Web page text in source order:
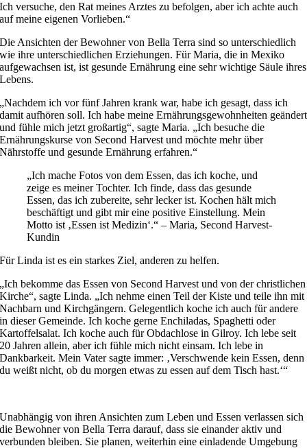
Ich versuche, den Rat meines Arztes zu befolgen, aber ich achte auch
auf meine eigenen Vorlieben.“
Die Ansichten der Bewohner von Bella Terra sind so unterschiedlich
wie ihre unterschiedlichen Erziehungen. Für Maria, die in Mexiko
aufgewachsen ist, ist gesunde Ernährung eine sehr wichtige Säule ihres
Lebens.
„Nachdem ich vor fünf Jahren krank war, habe ich gesagt, dass ich
damit aufhören soll. Ich habe meine Ernährungsgewohnheiten geändert
und fühle mich jetzt großartig“, sagte Maria. „Ich besuche die
Ernährungskurse von Second Harvest und möchte mehr über
Nährstoffe und gesunde Ernährung erfahren.“
„Ich mache Fotos von dem Essen, das ich koche, und
zeige es meiner Tochter. Ich finde, dass das gesunde
Essen, das ich zubereite, sehr lecker ist. Kochen hält mich
beschäftigt und gibt mir eine positive Einstellung. Mein
Motto ist ‚Essen ist Medizin‘.“ – Maria, Second Harvest-
Kundin
Für Linda ist es ein starkes Ziel, anderen zu helfen.
„Ich bekomme das Essen von Second Harvest und von der christlichen
Kirche“, sagte Linda. „Ich nehme einen Teil der Kiste und teile ihn mit
Nachbarn und Kirchgängern. Gelegentlich koche ich auch für andere
in dieser Gemeinde. Ich koche gerne Enchiladas, Spaghetti oder
Kartoffelsalat. Ich koche auch für Obdachlose in Gilroy. Ich lebe seit
20 Jahren allein, aber ich fühle mich nicht einsam. Ich lebe in
Dankbarkeit. Mein Vater sagte immer: ‚Verschwende kein Essen, denn
du weißt nicht, ob du morgen etwas zu essen auf dem Tisch hast.‘“
Unabhängig von ihren Ansichten zum Leben und Essen verlassen sich
die Bewohner von Bella Terra darauf, dass sie einander aktiv und
verbunden bleiben. Sie planen, weiterhin eine einladende Umgebung